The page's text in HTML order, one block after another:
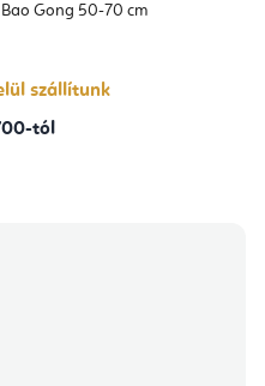
Gong 50-70 cm
szállítunk
tól